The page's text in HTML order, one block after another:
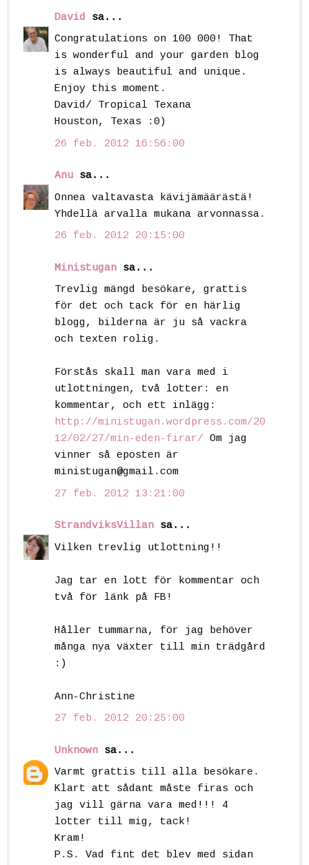
David sa...
Congratulations on 100 000! That
is wonderful and your garden blog
is always beautiful and unique.
Enjoy this moment.
David/ Tropical Texana
Houston, Texas :0)
26 feb. 2012 16:56:00
Anu sa...
Onnea valtavasta kävijämäärästä!
Yhdellä arvalla mukana arvonnassa.
26 feb. 2012 20:15:00
Ministugan sa...
Trevlig mängd besökare, grattis
för det och tack för en härlig
blogg, bilderna är ju så vackra
och texten rolig.
Förstås skall man vara med i
utlottningen, två lotter: en
kommentar, och ett inlägg:
http://ministugan.wordpress.com/20
12/02/27/min-eden-firar/ Om jag
vinner så eposten är
ministugan@gmail.com
27 feb. 2012 13:21:00
StrandviksVillan sa...
Vilken trevlig utlottning!!
Jag tar en lott för kommentar och
två för länk på FB!
Håller tummarna, för jag behöver
många nya växter till min trädgård
:)
Ann-Christine
27 feb. 2012 20:25:00
Unknown sa...
Varmt grattis till alla besökare.
Klart att sådant måste firas och
jag vill gärna vara med!!! 4
lotter till mig, tack!
Kram!
P.S. Vad fint det blev med sidan